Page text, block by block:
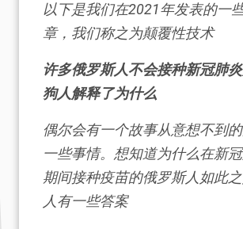
以下是我们在2021年发表的一
章，我们称之为颠覆性技术
许多俄罗斯人不会接种新冠肺
狗人解释了为什么
偶尔会有一个故事从意想不到
一些事情。想知道为什么在新
期间接种疫苗的俄罗斯人如此
人有一些答案